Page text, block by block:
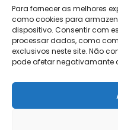
Para fornecer as melhores
como cookies para
dispositivo. Consentir com
processar dados, como
exclusivos neste site. Não
pode afetar negativamante
A Minha Conta
Histórico de Pedidos
Lista de Desejos
Newsletter